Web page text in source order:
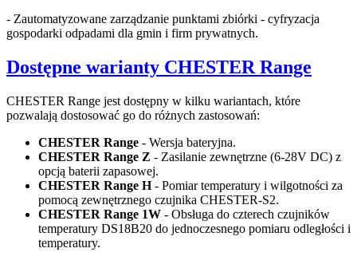
- Zautomatyzowane zarządzanie punktami zbiórki - cyfryzacja
gospodarki odpadami dla gmin i firm prywatnych.
Dostępne warianty CHESTER Range
CHESTER Range jest dostępny w kilku wariantach, które
pozwalają dostosować go do różnych zastosowań:
CHESTER Range - Wersja bateryjna.
CHESTER Range Z - Zasilanie zewnętrzne (6-28V DC) z
opcją baterii zapasowej.
CHESTER Range H- Pomiar temperatury i wilgotności za
pomocą zewnętrznego czujnika CHESTER-S2.
CHESTER Range 1W - Obsługa do czterech czujników
temperatury DS18B20 do jednoczesnego pomiaru odległości i
temperatury.